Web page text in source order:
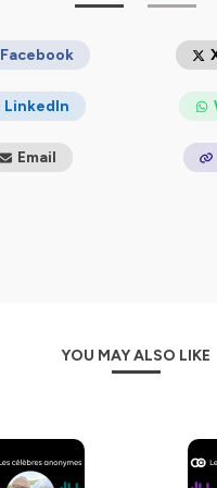
pour plus d'informations.
Facebook
LinkedIn
Email
YOU MAY ALSO LIKE